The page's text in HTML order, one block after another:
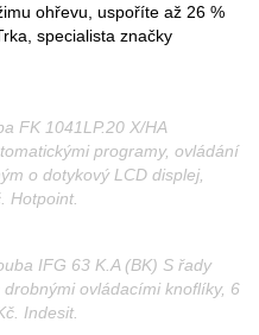
ohřevu, uspoříte až 26 %
specialista značky
FK 1041LP.20 X/HA
programy, ovládání
o dotykový LCD displej,
Hotpoint.
IFG 63 K.A (BK) S řady
ovládacími knoflíky, 6
Indesit.